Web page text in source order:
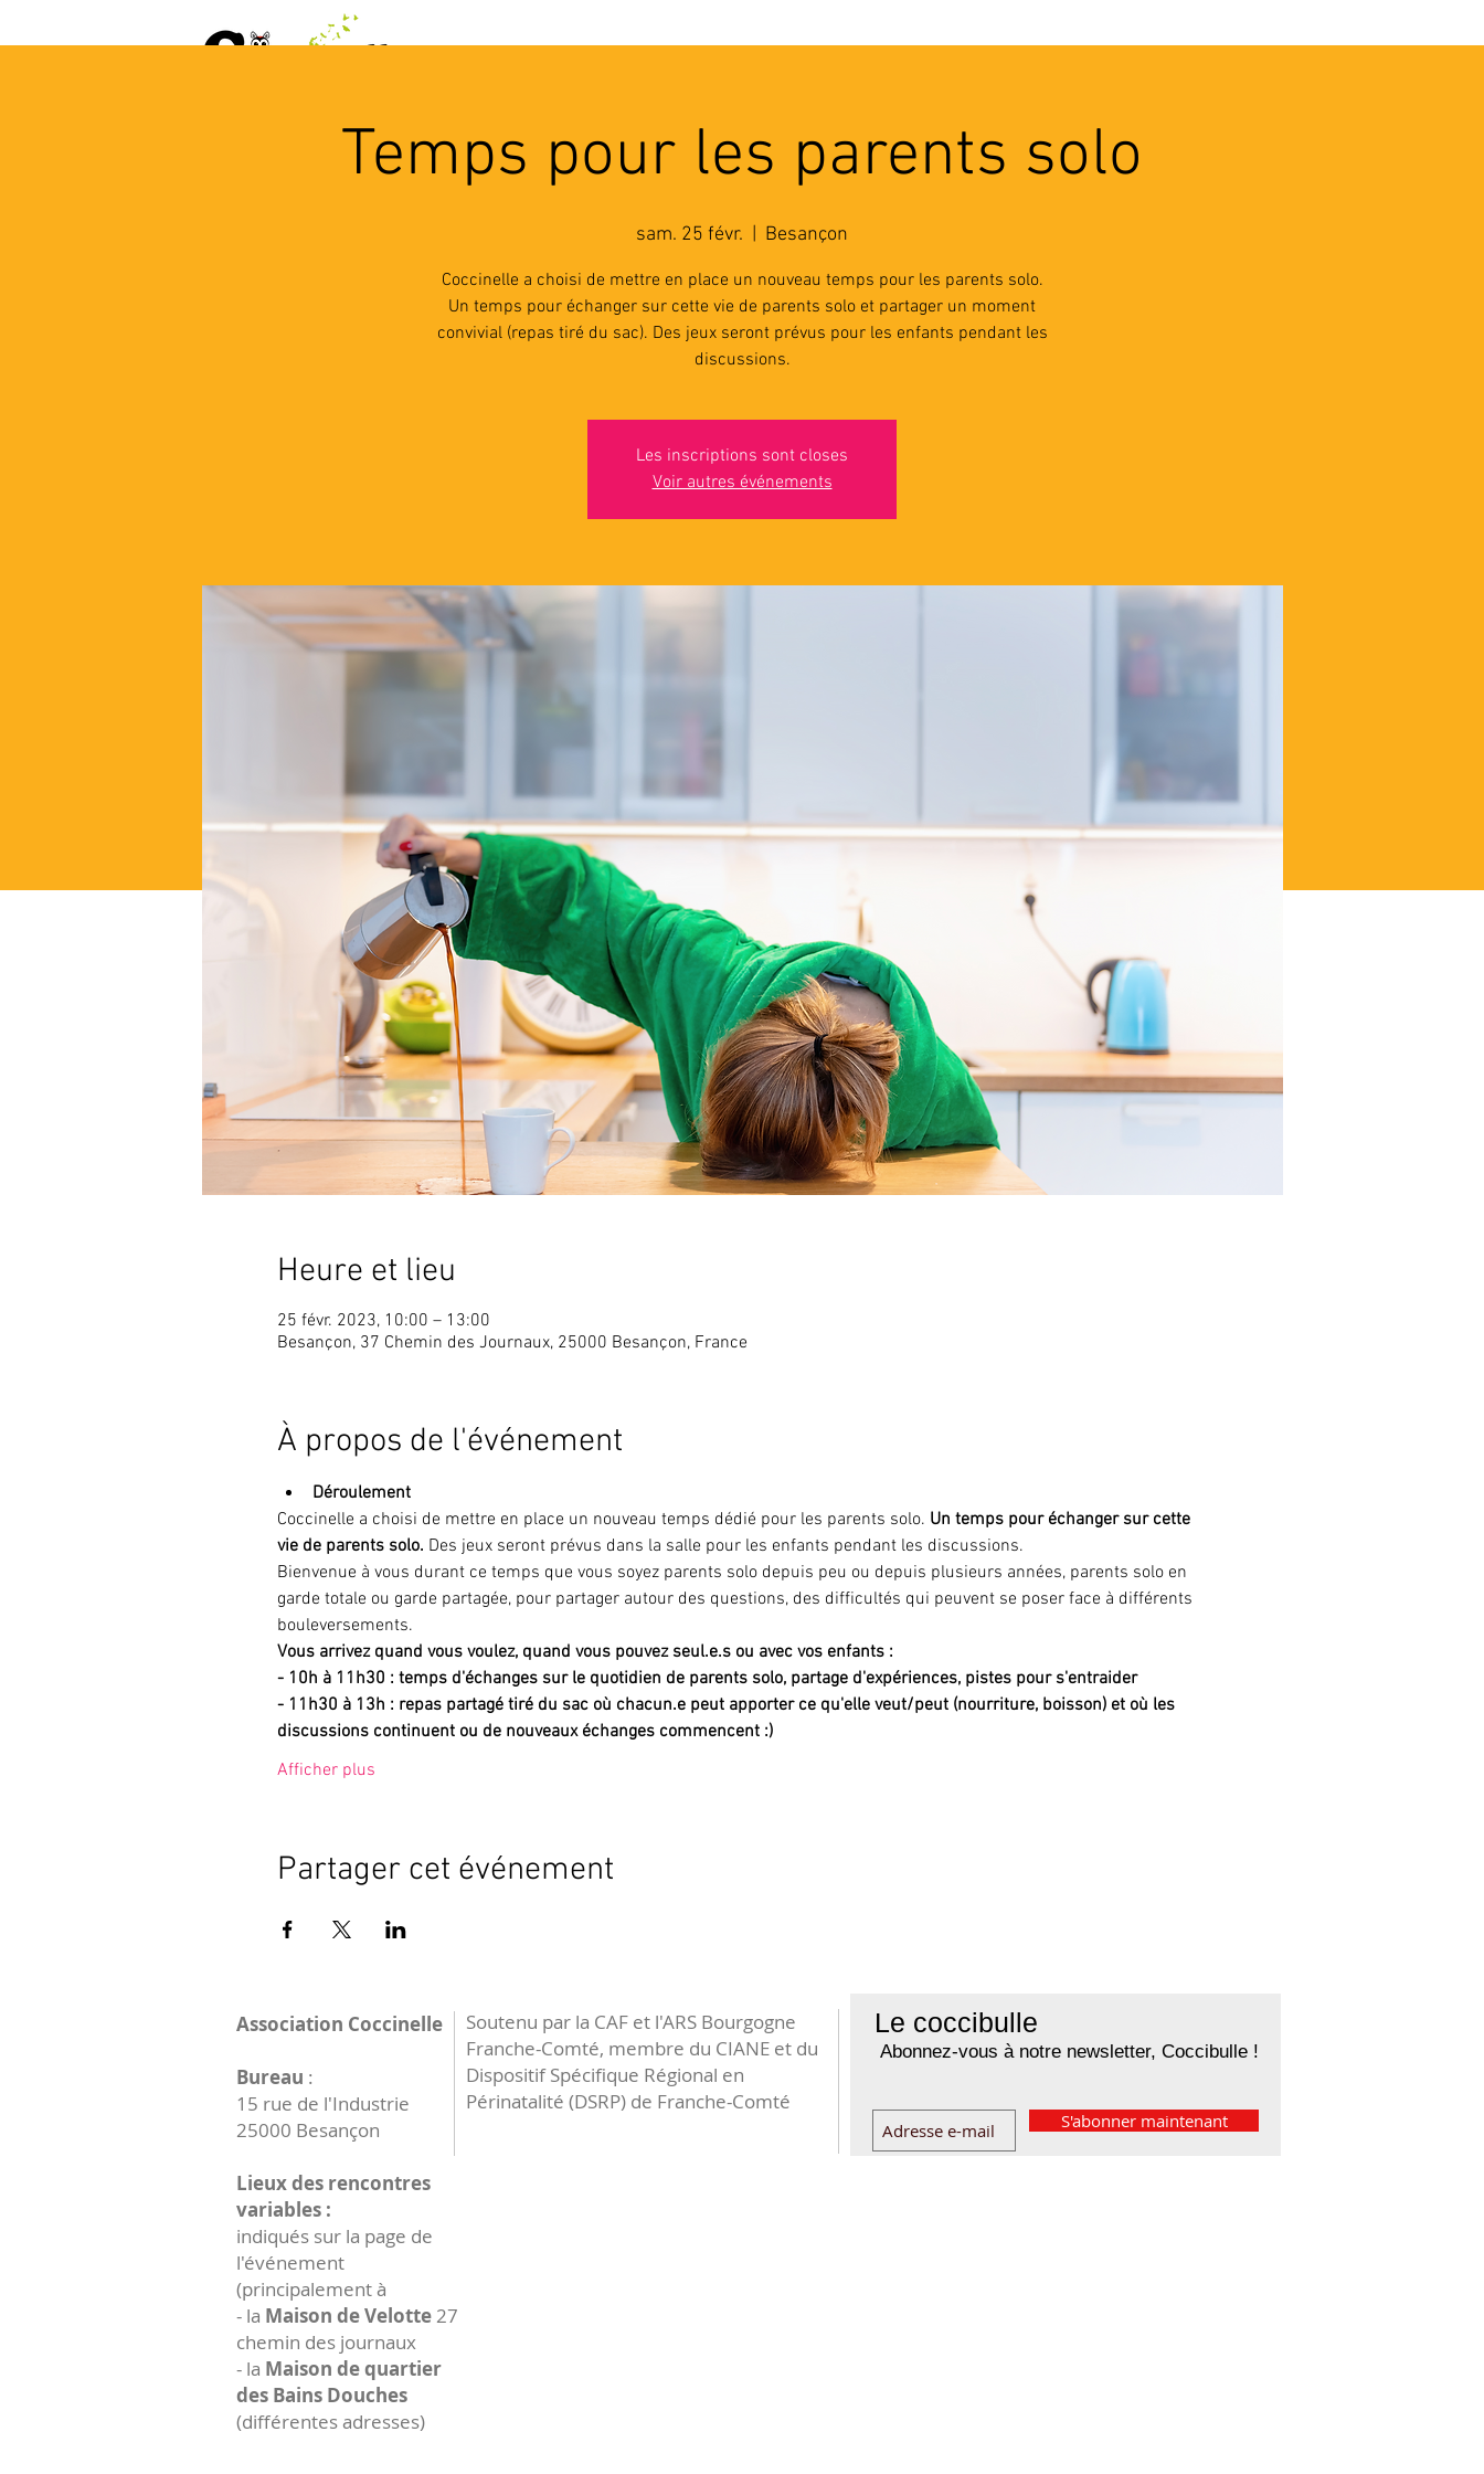
Temps pour les parents solo
sam. 25 févr. Besançon
Coccinelle a choisi de mettre en place un nouveau temps pour les parents solo.
Un temps pour échanger sur cette vie de parents solo et partager un moment
convivial (repas tiré du sac). Des jeux seront prévus pour les enfants pendant les
discussions.
Les inscriptions sont closes
Voir autres événements
Heure et lieu
25 févr. 2023, 10:00 – 13:00
Besançon, 37 Chemin des Journaux, 25000 Besançon, France
À propos de l'événement
Déroulement
Coccinelle a choisi de mettre en place un nouveau temps dédié pour les parents solo. Un temps pour échanger sur cette
vie de parents solo. Des jeux seront prévus dans la salle pour les enfants pendant les discussions.
Bienvenue à vous durant ce temps que vous soyez parents solo depuis peu ou depuis plusieurs années, parents solo en
garde totale ou garde partagée, pour partager autour des questions, des difficultés qui peuvent se poser face à différents
bouleversements.
Vous arrivez quand vous voulez, quand vous pouvez seul.e.s ou avec vos enfants :
- 10h à 11h30 : temps d'échanges sur le quotidien de parents solo, partage d'expériences, pistes pour s'entraider
- 11h30 à 13h : repas partagé tiré du sac où chacun.e peut apporter ce qu'elle veut/peut (nourriture, boisson) et où les
discussions continuent ou de nouveaux échanges commencent :)
Afficher plus
Partager cet événement
Le coccibulle
Abonnez-vous à notre newsletter, Coccibulle !
S'abonner maintenant
Association Coccinelle
Bureau :
15 rue de l'Industrie
25000 Besançon
Lieux des rencontres
variables :
indiqués sur la page de
l'événement
(principalement à
- la Maison de Velotte27
chemin des journaux
- la Maison de quartier
des Bains Douches
(différentes adresses)
Soutenu par la CAF et l'ARS Bourgogne
Franche-Comté, membre du CIANE et du
Dispositif Spécifique Régional en
Périnatalité (DSRP) de Franche-Comté